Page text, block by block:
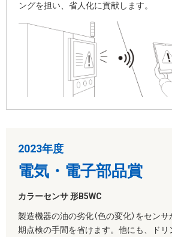
ングを担い、省人化に貢献します。
2023年度
電気・電子部品賞
カラーセンサ 形B5WC
製造機器の油の劣化（色の変化）をセン
期点検の手間を省けます。他にも、ドリ